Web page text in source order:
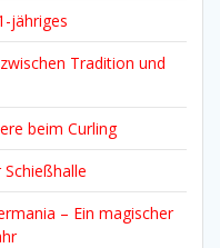
jähriges
Tradition und
beim Curling
– Ein magischer